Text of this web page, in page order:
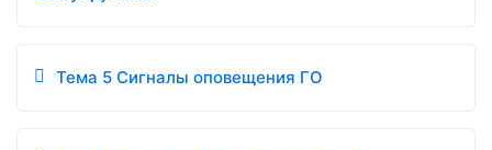
Тема 5 Сигналы оповещения ГО